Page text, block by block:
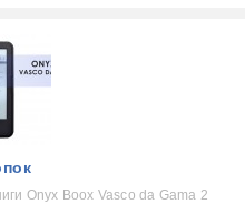
Onyx Boox Vasco da Gama 2